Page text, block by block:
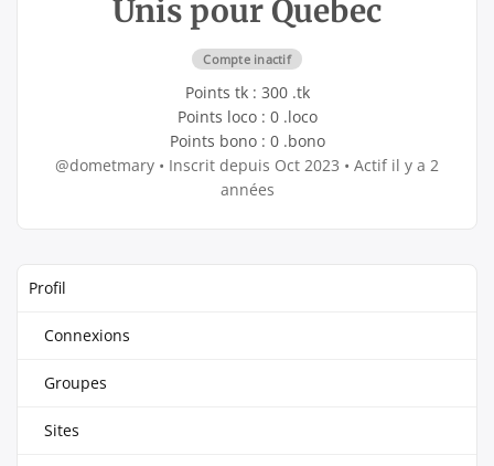
Unis pour Quebec
Compte inactif
Points tk : 300 .tk
Points loco : 0 .loco
Points bono : 0 .bono
@dometmary • Inscrit depuis Oct 2023 • Actif il y a 2
années
Profil
Connexions
Groupes
Sites